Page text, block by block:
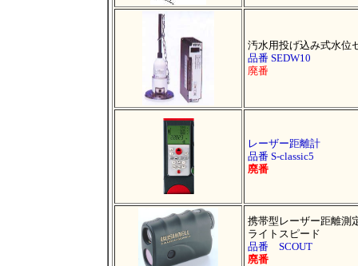
汚水用投げ込み式水位
品番 SEDW10
廃番
レーザー距離計
品番 S-classic5
廃番
携帯型レーザー距離測
ライトスピード
品番 SCOUT
廃番